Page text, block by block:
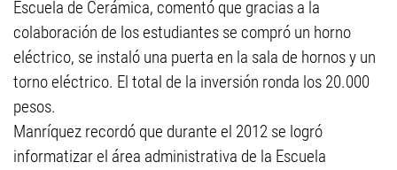
Escuela de Cerámica, comentó que gracias a la
colaboración de los estudiantes se compró un horno
eléctrico, se instaló una puerta en la sala de hornos y un
torno eléctrico. El total de la inversión ronda los 20.000
pesos.
Manríquez recordó que durante el 2012 se logró
informatizar el área administrativa de la Escuela